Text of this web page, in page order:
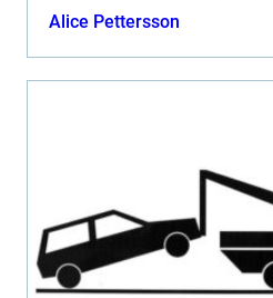
underhåll till akuta reparatio...
Alice Pettersson